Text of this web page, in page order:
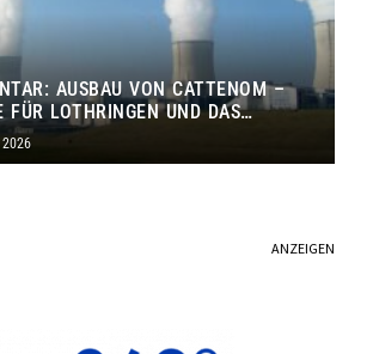
AUSBAU VON CATTENOM –
FÜR LOTHRINGEN UND DAS
ANZEIGEN